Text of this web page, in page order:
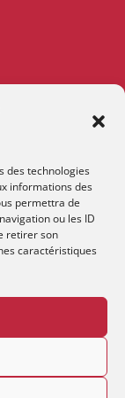
des technologies
informations des
permettra de
ou les ID
retirer son
caractéristiques